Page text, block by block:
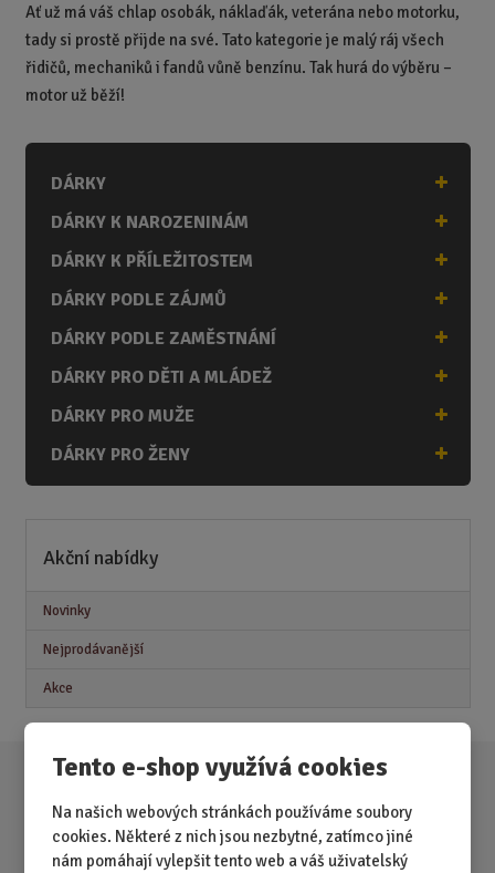
Tento e-shop využívá cookies
Na našich webových stránkách používáme soubory
cookies. Některé z nich jsou nezbytné, zatímco jiné
nám pomáhají vylepšit tento web a váš uživatelský
Ať už má váš chlap osobák, náklaďák, veterána nebo motorku,
tady si prostě přijde na své. Tato kategorie je malý ráj všech
řidičů, mechaniků i fandů vůně benzínu. Tak hurá do výběru –
motor už běží!
DÁRKY
DÁRKY K NAROZENINÁM
DÁRKY K PŘÍLEŽITOSTEM
DÁRKY PODLE ZÁJMŮ
DÁRKY PODLE ZAMĚSTNÁNÍ
DÁRKY PRO DĚTI A MLÁDEŽ
DÁRKY PRO MUŽE
DÁRKY PRO ŽENY
Akční nabídky
Novinky
Nejprodávanější
Akce